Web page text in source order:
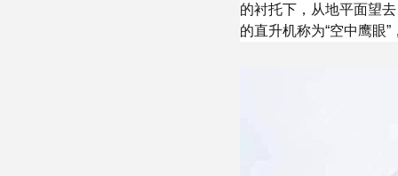
的衬托下，从地平面望
的直升机称为“空中鹰眼